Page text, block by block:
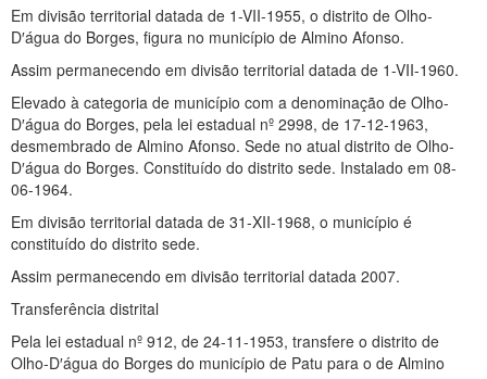
Em divisão territorial datada de 1-VII-1955, o distrito de Olho-
D′água do Borges, figura no município de Almino Afonso.
Assim permanecendo em divisão territorial datada de 1-VII-1960.
Elevado à categoria de município com a denominação de Olho-
D′água do Borges, pela lei estadual nº 2998, de 17-12-1963,
desmembrado de Almino Afonso. Sede no atual distrito de Olho-
D′água do Borges. Constituído do distrito sede. Instalado em 08-
06-1964.
Em divisão territorial datada de 31-XII-1968, o município é
constituído do distrito sede.
Assim permanecendo em divisão territorial datada 2007.
Transferência distrital
Pela lei estadual nº 912, de 24-11-1953, transfere o distrito de
Olho-D′água do Borges do município de Patu para o de Almino